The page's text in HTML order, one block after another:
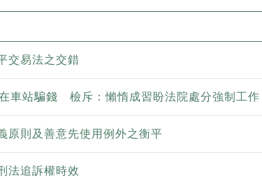
交易法之交錯
車站騙錢 檢斥：懶惰成習盼法院處分強制工作
原則及善意先使用例外之衡平
法追訴權時效